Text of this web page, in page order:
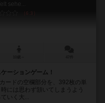
sehe...
6.3
ーションゲーム！
ードの空欄部分を、392枚の単
には思わず頷いてしまうよう
いく大...